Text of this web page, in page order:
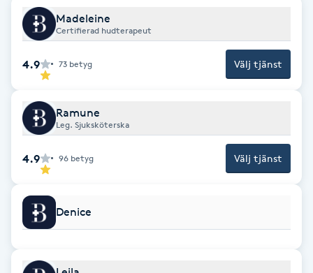
Hot yoga
Huduppstramning
Hudvård
Hyaluronsyra
Hyperhidros
Hypnos
Madeleine
Certifierad hudterapeut
4.9 73 betyg Välj tjänst
Ramune
Leg. Sjuksköterska
4.9 96 betyg Välj tjänst
Denice